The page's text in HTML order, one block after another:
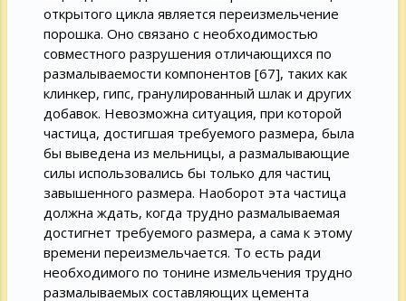
открытого цикла является переизмельчение
порошка. Оно связано с необходимостью
совместного разрушения отличающихся по
размалываемости компонентов [67], таких как
клинкер, гипс, гранулированный шлак и других
добавок. Невозможна ситуация, при которой
частица, достигшая требуемого размера, была
бы выведена из мельницы, а размалывающие
силы использовались бы только для частиц
завышенного размера. Наоборот эта частица
должна ждать, когда трудно размалываемая
достигнет требуемого размера, а сама к этому
времени переизмельчается. То есть ради
необходимого по тонине измельчения трудно
размалываемых составляющих цемента